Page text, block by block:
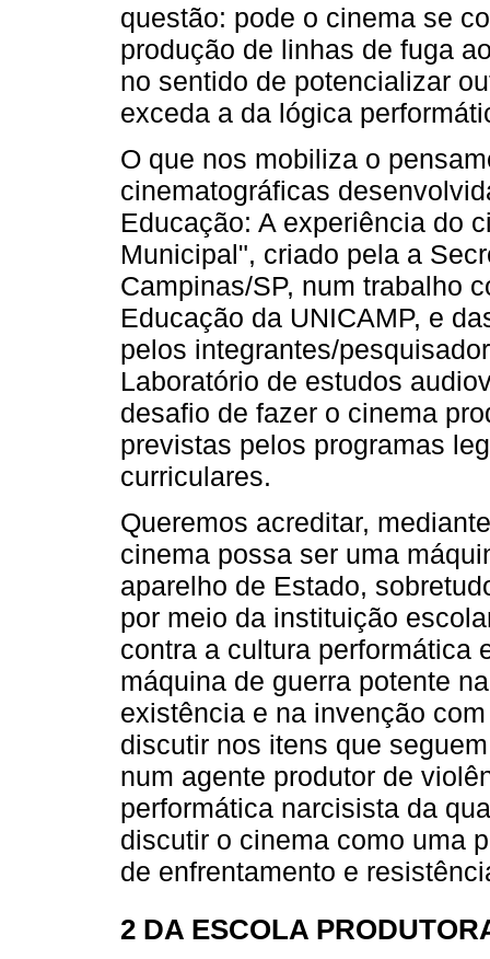
questão: pode o cinema se
produção de linhas de fuga
no sentido de potencializar
exceda a da lógica
O que nos mobiliza o
cinematográficas
Educação: A experiência do
Municipal", criado pela a
Campinas/SP, num trabalho
Educação da UNICAMP, e
pelos integrantes/
Laboratório de estudos
desafio de fazer o cinema
previstas pelos programas
curriculares.
Queremos acreditar,
cinema possa ser uma
aparelho de Estado,
por meio da instituição
contra a cultura performática
máquina de guerra potente
existência e na invenção
discutir nos itens que
num agente produtor de
performática narcisista da
discutir o cinema como uma
de enfrentamento e
2 DA ESCOLA